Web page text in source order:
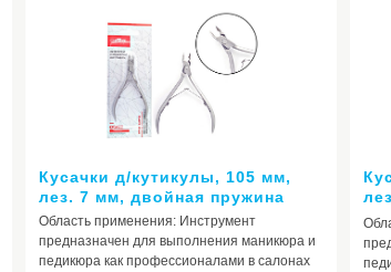
Кусачки д/кутикулы, 105 мм,
лез. 7 мм, двойная пружина
Область применения: Инструмент
предназначен для выполнения маникюра и
педикюра как профессионалами в салонах